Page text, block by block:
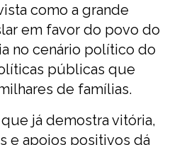
como a grande
em favor do povo do
no cenário político do
públicas que
de famílias.
já demostra vitória,
e apoios positivos dá